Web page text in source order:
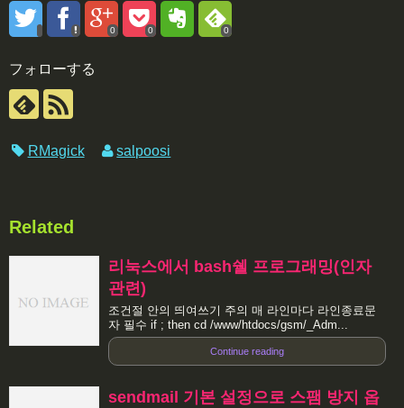
0 0 0
フォローする
RMagick salpoosi
Related
리눅스에서 bash쉘 프로그래밍(인자
관련)
조건절 안의 띄여쓰기 주의 매 라인마다 라인종료문
자 필수 if ; then cd /www/htdocs/gsm/_Adm...
Continue reading
sendmail 기본 설정으로 스팸 방지 옵